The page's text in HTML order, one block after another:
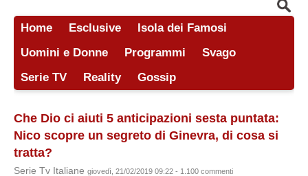
Home Esclusive
Isola dei Famosi
Uomini e Donne
Programmi
Svago
Serie TV
Reality Gossip
Che Dio ci aiuti 5 anticipazioni sesta puntata:
Nico scopre un segreto di Ginevra, di cosa si
tratta?
Serie Tv Italiane giovedì, 21/02/2019 09:22 - 1.100 commenti